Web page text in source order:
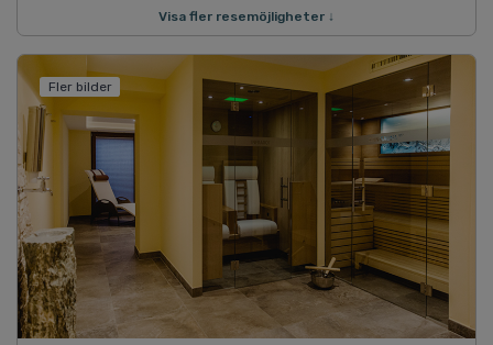
Visa fler resemöjligheter ↓
Fler bilder